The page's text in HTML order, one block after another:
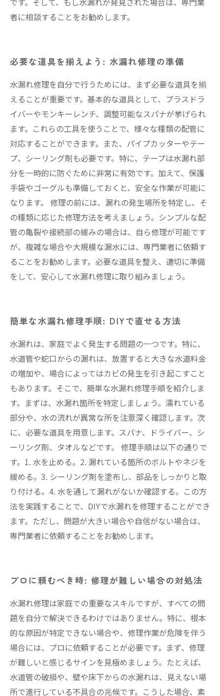
者に相談することをお勧めします。
必要な道具を揃えよう: 水漏れ修理の準備
水漏れ修理を自分で行うためには、まず必要な道具を揃
えることが重要です。基本的な道具として、プラスドラ
イバーやモンキーレンチ、調整可能なスパナが挙げられ
ます。これらの工具を使うことで、様々な種類の配管に
対応することができます。また、パイプカッターやテー
プ、シーリング剤も必要です。特に、テープは水漏れ部
分を一時的に防ぐために非常に有効です。加えて、保護
手袋やゴーグルも準備しておくと、安全な作業が可能に
なります。 修理の前には、漏れの発生場所を特定し、そ
の種類に応じた修理方法を考えましょう。シンプルな配
管の亀裂や接続部の緩みの場合は、自ら修理が可能です
が、複雑な場合や大規模な漏水には、専門業者に依頼す
ることをお勧めします。必要な道具を整え、適切に準備
をして、安心して水漏れ修理に取り組みましょう。
簡単な水漏れ修理手順: DIYで直せる方法
水漏れは、家庭でよく発生する問題の一つです。特に、
水道管や蛇口からの漏れは、放置すると大きな水道料金
の増加や、場合によってはカビの発生を引き起こすこと
もあります。そこで、簡単な水漏れ修理手順を紹介しま
す。まずは、水漏れ箇所を特定しましょう。濡れている
部分や、水の流れが異常な所を注意深く確認します。次
に、必要な道具を用意します。スパナ、ドライバー、シ
ーリング剤、タオルなどです。 修理手順は以下の通りで
す。1. 水を止める。2. 漏れている箇所のボルトやネジを
緩める。3. シーリング剤を塗布し、部品をしっかりと取
り付ける。4. 水を通して漏れがないか確認する。この方
法を実践することで、DIYで水漏れを修理することができ
ます。ただし、問題が大きい場合や自信がない場合は、
専門業者に依頼することをお勧めします。
プロに頼むべき時: 修理が難しい場合の対処法
水漏れ修理は家庭での重要なスキルですが、すべての問
題を自分で解決できるわけではありません。特に、根本
的な原因が特定できない場合や、修理作業が危険を伴う
場合には、プロに依頼することが必要です。まず、修理
が難しいと感じるサインを見極めましょう。たとえば、
水道管の破損や、壁や床下からの水漏れは、見えない場
所で進行している不具合の兆候です。こうした場合、素